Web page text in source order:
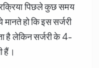
पिछले कुछ समय
हो कि इस सर्जरी
है लेकिन सर्जरी के 4-
हैं।